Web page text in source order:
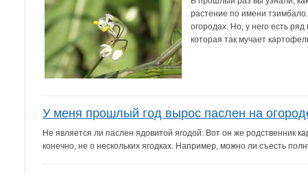
растение по имени
огородах. Но, у него есть
которая так мучает
У меня прошлый год вырос паслен на
Не является ли паслен ядовитой ягодой. Вот он же родственник
конечно, не о нескольких ягодках. Например, можно ли съесть